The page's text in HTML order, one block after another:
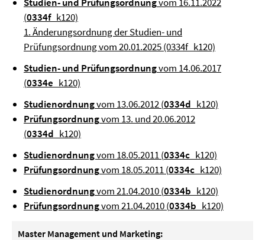
(0334f_k120)
1. Änderungsordnung der Studien- und
Prüfungsordnung vom 20.01.2025 (0334f_k120)
Studien- und Prüfungsordnungvom 14.06.2017
(0334e _k120)
Studienordnungvom 13.06.2012 (0334d _k120)
Prüfungsordnungvom 13. und 20.06.2012
(0334d _k120)
Studienordnungvom 18.05.2011 (0334c _k120)
Prüfungsordnungvom 18.05.2011 (0334c _k120)
Studienordnungvom 21.04.2010 (0334b _k120)
Prüfungsordnungvom 21.04.2010 (0334b _k120)
Master Management und Marketing: